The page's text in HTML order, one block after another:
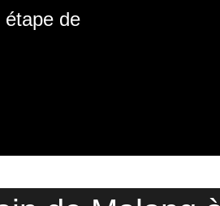
étape de